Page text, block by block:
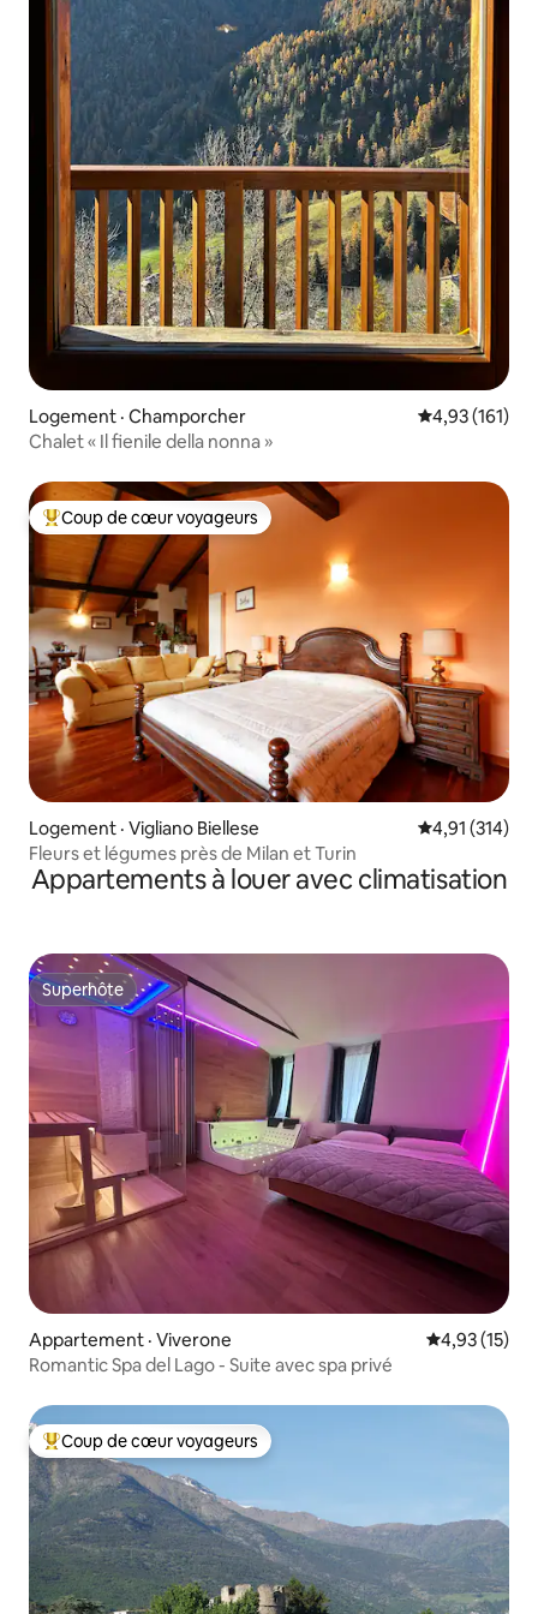
Logement · Champorcher Note
4,93 (161)
Chalet « Il fienile della nonna »
Coup de cœur voyageurs parmi les plus aimés
Coup de cœur voyageurs
Logement · Vigliano Biellese Note
4,91 (314)
Fleurs et légumes près de Milan et Turin
Appartements à louer avec climatisation
Superhôte
Superhôte
Appartement · Viverone Note
4,93 (15)
Romantic Spa del Lago - Suite avec spa privé
Coup de cœur voyageurs parmi les plus aimés
Coup de cœur voyageurs